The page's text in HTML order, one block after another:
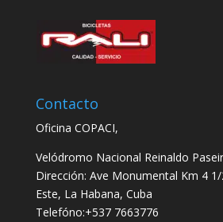
Contacto
Oficina COPACI,
Velódromo Nacional Reinaldo
Dirección: Ave Monumental Km 4
Este, La Habana, Cuba
Telefóno:+537 7663776